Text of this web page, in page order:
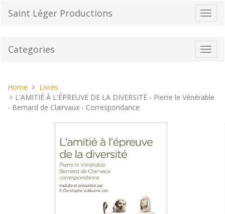
Saint Léger Productions
Categories
You
are
here:
Home
Livres
L'AMITIÉ À L'ÉPREUVE DE LA DIVERSITÉ - Pierre le Vénérable
- Bernard de Clairvaux - Correspondance